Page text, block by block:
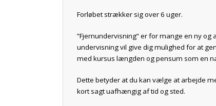
Forløbet strækker sig over 6 uger.
”Fjernundervisning” er for mange en ny
undervisning vil give dig mulighed for at
med kursus længden og pensum som en
Dette betyder at du kan vælge at arbejde
kort sagt uafhængig af tid og sted.